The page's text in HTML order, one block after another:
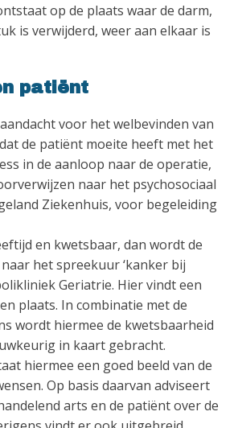
op de plaats waar de darm,
is verwijderd, weer aan elkaar is
patiënt
voor het welbevinden van
de patiënt moeite heeft met het
in de aanloop naar de operatie,
naar het psychosociaal
Ziekenhuis, voor begeleiding
en kwetsbaar, dan wordt de
het spreekuur ‘kanker bij
Geriatrie. Hier vindt een
plaats. In combinatie met de
wordt hiermee de kwetsbaarheid
in kaart gebracht.
hiermee een goed beeld van de
Op basis daarvan adviseert
arts en de patiënt over de